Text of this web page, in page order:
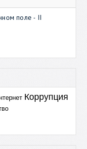
поле - II
Коррупция